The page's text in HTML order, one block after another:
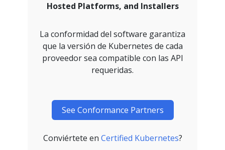
Hosted Platforms, and Installers
La conformidad del software garantiza
que la versión de Kubernetes de cada
proveedor sea compatible con las API
requeridas.
See Conformance Partners
Conviértete en Certified Kubernetes?